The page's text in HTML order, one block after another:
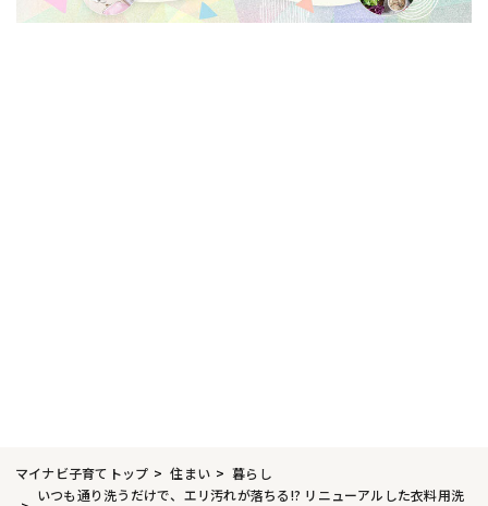
マイナビ子育てトップ 住まい
暮らし
いつも通り洗うだけで、エリ汚れが落ちる!? リニューアルした衣料用洗